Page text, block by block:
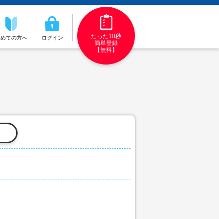
ての方へ ログイン
たった10秒
簡単登録
【無料】